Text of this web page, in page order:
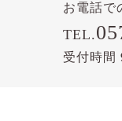
お電話で
TEL.
受付時間